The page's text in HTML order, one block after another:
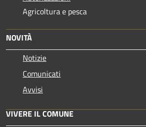
Agricoltura e pesca
NOVITÀ
Notizie
Comunicati
Avvisi
VIVERE IL COMUNE